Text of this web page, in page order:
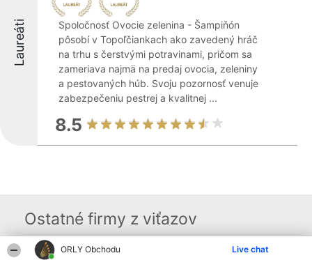
ORLY Obchodu Live chat
Laureáti
Spoločnosť Ovocie zelenina - Šampiňón
pôsobí v Topoľčiankach ako zavedený hráč
na trhu s čerstvými potravinami, pričom sa
zameriava najmä na predaj ovocia, zeleniny
a pestovaných húb. Svoju pozornosť venuje
zabezpečeniu pestrej a kvalitnej ...
8.5
Ostatné firmy z viťazov